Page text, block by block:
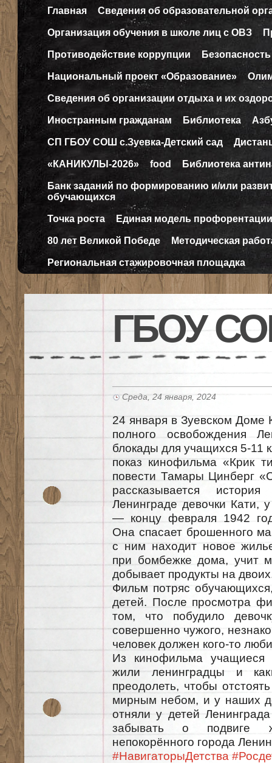
Главная Сведения об образовательной
Организация обучения в школе лиц с ОВЗ
Противодействие коррупции Безопасность
Национальный проект «Образование»
Сведения об организации отдыха и их
Иностранным гражданам Библиотека
СП ГБОУ СОШ с.Зуевка-Детский сад
«КАНИКУЛЫ-2026» food Библиотека
Банк заданий по формированию и/или
обучающихся
Точка роста Единая модель профорентации
80 лет Великой Победе Методическая
Региональная стажировочная площадка
ГБОУ
Среда, 24 января, 2024
24 января в Зуевском Доме
полного освобождения
блокады для учащихся 5-11
показ кинофильма «Крик
повести Тамары Цинберг
рассказывается
Ленинграде девочки Кати,
— концу февраля 1942
Она спасает брошенного
с ним находит новое
при бомбежке дома, учит
добывает продукты на
Фильм потряс
детей. После просмотра
том, что побудило
совершенно чужого,
человек должен кого-то
Из кинофильма учащиеся
жили ленинградцы и
преодолеть, чтобы
мирным небом, и у наших
отняли у детей
забывать о подвиге
непокорённого города
#НавигаторыДетства